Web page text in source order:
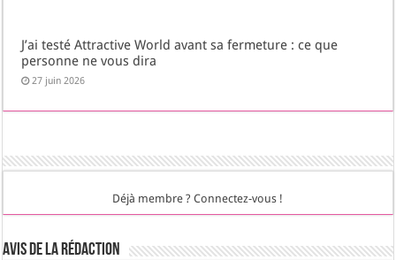
J’ai testé Attractive World avant sa fermeture : ce que
personne ne vous dira
27 juin 2026
Déjà membre ? Connectez-vous !
Avis de la rédaction